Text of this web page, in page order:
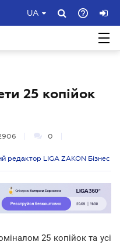
UA
25 копійок
0
редактор LIGA ZAKON Бізнес
25 копійок та усі